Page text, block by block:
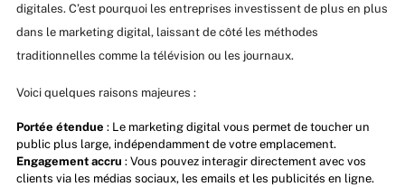
digitales. C’est pourquoi les entreprises investissent de plus en plus
dans le marketing digital, laissant de côté les méthodes
traditionnelles comme la télévision ou les journaux.
Voici quelques raisons majeures :
Portée étendue : Le marketing digital vous permet de toucher un
public plus large, indépendamment de votre emplacement.
Engagement accru : Vous pouvez interagir directement avec vos
clients via les médias sociaux, les emails et les publicités en ligne.